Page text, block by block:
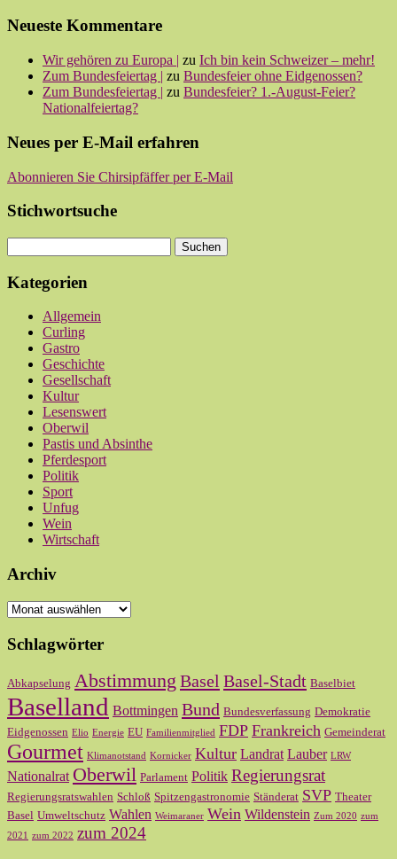
Neueste Kommentare
Wir gehören zu Europa | zu Ich bin kein Schweizer – mehr!
Zum Bundesfeiertag | zu Bundesfeier ohne Eidgenossen?
Zum Bundesfeiertag | zu Bundesfeier? 1.-August-Feier?
Nationalfeiertag?
Neues per E-Mail erfahren
Abonnieren Sie Chirsipfäffer per E-Mail
Stichwortsuche
Kategorien
Allgemein
Curling
Gastro
Geschichte
Gesellschaft
Kultur
Lesenswert
Oberwil
Pastis und Absinthe
Pferdesport
Politik
Sport
Unfug
Wein
Wirtschaft
Archiv
Archiv
Schlagwörter
Abkapselung Abstimmung Basel Basel-Stadt Baselbiet
Baselland Bottmingen Bund Bundesverfassung Demokratie
Eidgenossen Elio Energie EU Familienmitglied FDP Frankreich Gemeinderat
Gourmet Klimanotstand Kornicker Kultur Landrat Lauber LRW
Nationalrat Oberwil Parlament Politik Regierungsrat
Regierungsratswahlen Schloß Spitzengastronomie Ständerat SVP Theater
Basel Umweltschutz Wahlen Weimaraner Wein Wildenstein Zum 2020 zum
2021 zum 2022 zum 2024